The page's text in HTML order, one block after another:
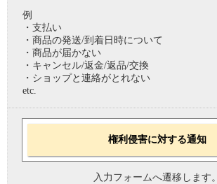
例
・支払い
・商品の発送/到着日時について
・商品が届かない
・キャンセル/返金/返品/交換
・ショップと連絡がとれない
etc.
権利侵害に対する通知
入力フォームへ遷移します。